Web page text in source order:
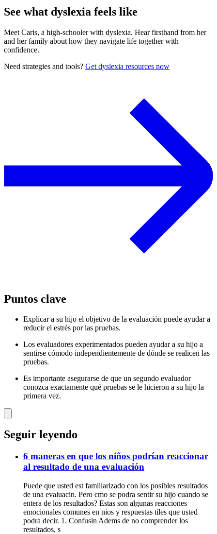
See what dyslexia feels like
Meet Caris, a high-schooler with dyslexia. Hear firsthand from her
and her family about how they navigate life together with
confidence.
Need strategies and tools? Get dyslexia resources now
Puntos clave
Explicar a su hijo el objetivo de la evaluación puede ayudar a
reducir el estrés por las pruebas.
Los evaluadores experimentados pueden ayudar a su hijo a
sentirse cómodo independientemente de dónde se realicen las
pruebas.
Es importante asegurarse de que un segundo evaluador
conozca exactamente qué pruebas se le hicieron a su hijo la
primera vez.
Seguir leyendo
6 maneras en que los niños podrían reaccionar
al resultado de una evaluación
Puede que usted est familiarizado con los posibles resultados
de una evaluacin. Pero cmo se podra sentir su hijo cuando se
entera de los resultados? Estas son algunas reacciones
emocionales comunes en nios y respuestas tiles que usted
podra decir. 1. Confusin Adems de no comprender los
resultados, s